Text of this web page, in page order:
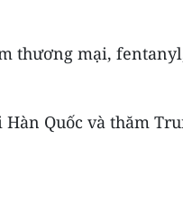
thương mại,
Quốc và thăm